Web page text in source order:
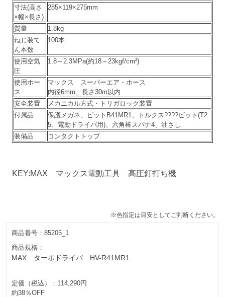
寸法(高さ
×幅×長さ)
285×119×275mm
質量
1.8kg
ねじ装て
ん本数
100本
使用空気
圧
1.8～2.3MPa(約18～23kgf/cm²)
使用ホー
ス
マックス スーパーエア・ホース
内径6mm、長さ30m以内
安全装置
メカニカル方式・トリガロック装置
付属品
保護メガネ、ビットB41MR1、トルクス????ビット(T2
5、電動ドライバ用)、六角棒スパナ4、油さし
装備品
コンタクトトップ
KEY:MAX マックス電動工具 高圧釘打ち機
※色指定は目安としてご判断ください。
商品番号： 85205_1
商品規格：
MAX ターボドライバ HV-R41MR1
定価（税込）： 114,290円
約38％OFF